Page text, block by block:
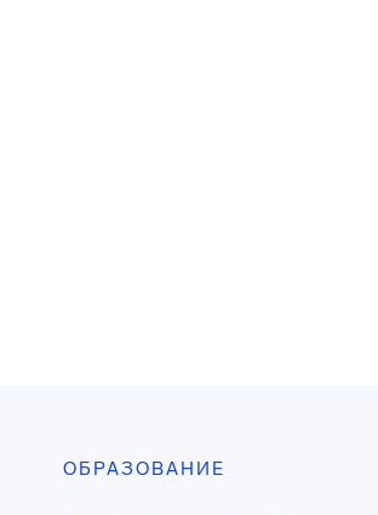
ОБРАЗОВАНИЕ